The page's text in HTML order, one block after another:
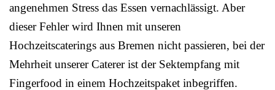
angenehmen Stress das Essen vernachlässigt. Aber
dieser Fehler wird Ihnen mit unseren
Hochzeitscaterings aus Bremen nicht passieren, bei der
Mehrheit unserer Caterer ist der Sektempfang mit
Fingerfood in einem Hochzeitspaket inbegriffen.